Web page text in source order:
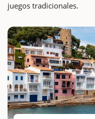
juegos tradicionales.